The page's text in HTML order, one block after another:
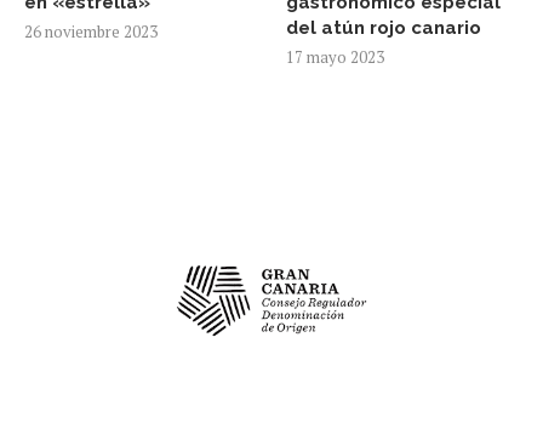
26 noviembre 2023
del atún rojo canario
17 mayo 2023